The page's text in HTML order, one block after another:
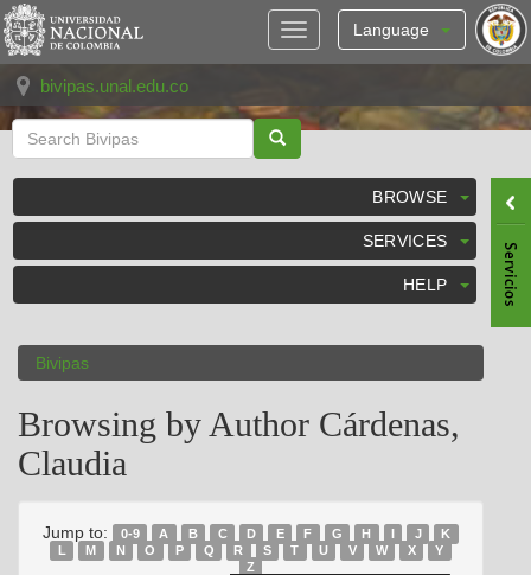
Skip
navigation
Language
bivipas.unal.edu.co
BROWSE
SERVICES
HELP
Bivipas
Browsing by Author Cárdenas,
Claudia
Jump to: 0-9 A B C D E F G H I J
K
L
M N O P Q R S T U V W X
Y
Z